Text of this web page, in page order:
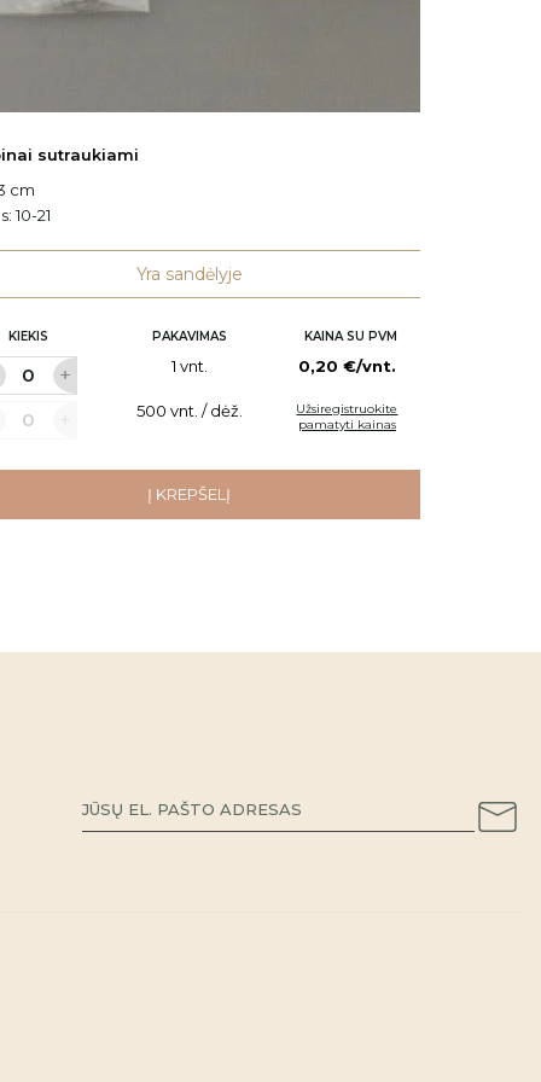
sutraukiami
cm
10-21
Yra sandėlyje
KIEKIS PAKAVIMAS KAINA SU PVM
1 vnt. 0,20 €/vnt.
500 vnt. / dėž.
Užsiregistruokite
pamatyti kainas
Į KREPŠELĮ